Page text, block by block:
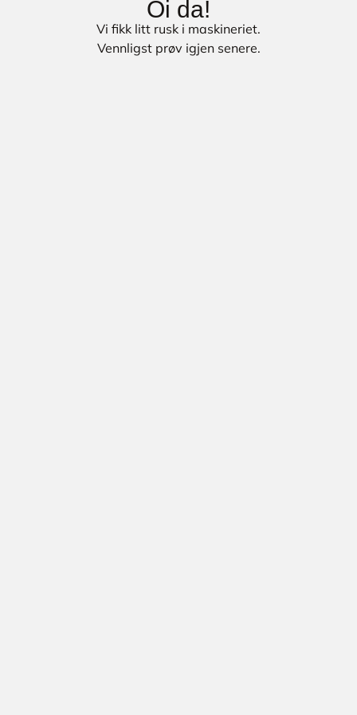
Oi da!
Vi fikk litt rusk i maskineriet.
Vennligst prøv igjen senere.